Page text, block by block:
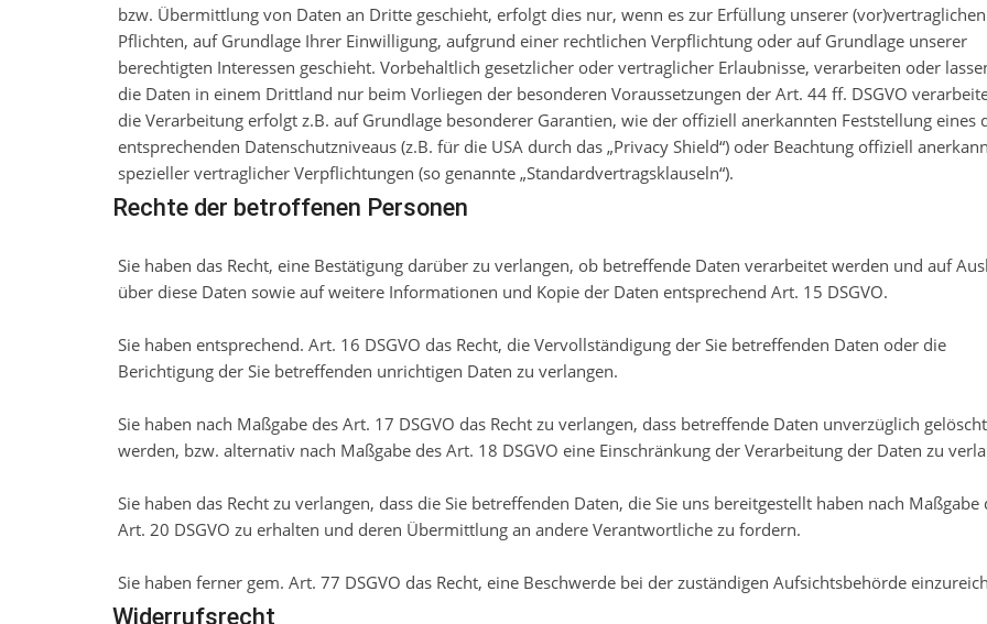
bzw. Übermittlung von Daten an Dritte geschieht, erfolgt dies nur, wenn es zur Erfüllung unserer (vor)vertraglichen
Pflichten, auf Grundlage Ihrer Einwilligung, aufgrund einer rechtlichen Verpflichtung oder auf Grundlage unserer
berechtigten Interessen geschieht. Vorbehaltlich gesetzlicher oder vertraglicher Erlaubnisse, verarbeiten oder
die Daten in einem Drittland nur beim Vorliegen der besonderen Voraussetzungen der Art. 44 ff. DSGVO
die Verarbeitung erfolgt z.B. auf Grundlage besonderer Garantien, wie der offiziell anerkannten Feststellung eines
entsprechenden Datenschutzniveaus (z.B. für die USA durch das „Privacy Shield“) oder Beachtung offiziell
spezieller vertraglicher Verpflichtungen (so genannte „Standardvertragsklauseln“).
Rechte der betroffenen Personen
Sie haben das Recht, eine Bestätigung darüber zu verlangen, ob betreffende Daten verarbeitet werden und auf
über diese Daten sowie auf weitere Informationen und Kopie der Daten entsprechend Art. 15 DSGVO.
Sie haben entsprechend. Art. 16 DSGVO das Recht, die Vervollständigung der Sie betreffenden Daten oder die
Berichtigung der Sie betreffenden unrichtigen Daten zu verlangen.
Sie haben nach Maßgabe des Art. 17 DSGVO das Recht zu verlangen, dass betreffende Daten unverzüglich gelöscht
werden, bzw. alternativ nach Maßgabe des Art. 18 DSGVO eine Einschränkung der Verarbeitung der Daten zu
Sie haben das Recht zu verlangen, dass die Sie betreffenden Daten, die Sie uns bereitgestellt haben nach Maßgabe
Art. 20 DSGVO zu erhalten und deren Übermittlung an andere Verantwortliche zu fordern.
Sie haben ferner gem. Art. 77 DSGVO das Recht, eine Beschwerde bei der zuständigen Aufsichtsbehörde
Widerrufsrecht